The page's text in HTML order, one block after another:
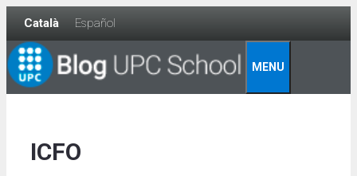
Skip
content
Català Español
MENU
ICFO